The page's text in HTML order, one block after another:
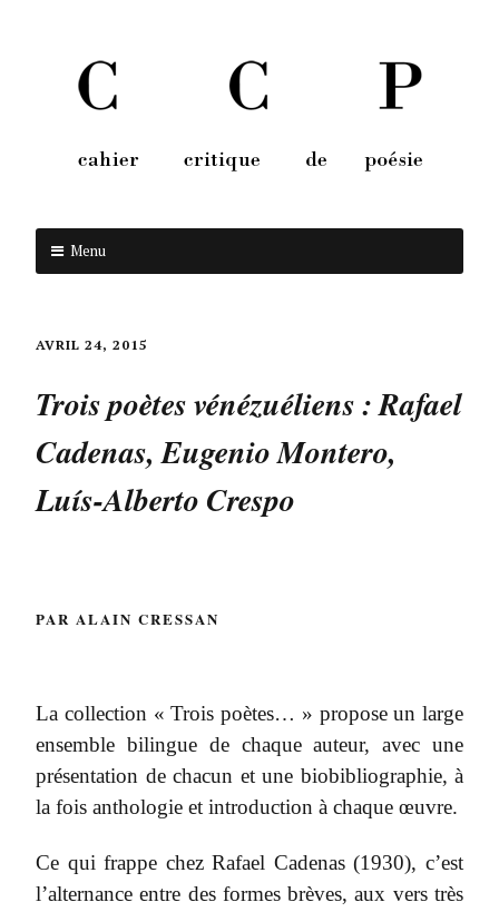
Menu
AVRIL 24, 2015
Trois poètes vénézuéliens : Rafael
Cadenas, Eugenio Montero,
Luís-Alberto Crespo
PAR ALAIN CRESSAN
La collection « Trois poètes… » propose un large
ensemble bilingue de chaque auteur, avec une
présentation de chacun et une biobibliographie, à
la fois anthologie et introduction à chaque œuvre.
Ce qui frappe chez Rafael Cadenas (1930), c’est
l’alternance entre des formes brèves, aux vers très